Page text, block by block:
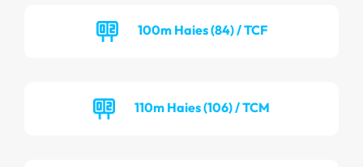
100m Haies (84) / TCF
110m Haies (106) / TCM